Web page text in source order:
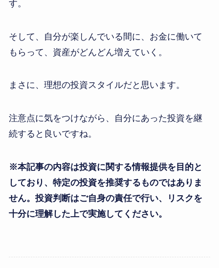
す。
そして、自分が楽しんでいる間に、お金に働いて
もらって、資産がどんどん増えていく。
まさに、理想の投資スタイルだと思います。
注意点に気をつけながら、自分にあった投資を継
続すると良いですね。
※本記事の内容は投資に関する情報提供を目的と
しており、特定の投資を推奨するものではありま
せん。投資判断はご自身の責任で行い、リスクを
十分に理解した上で実施してください。